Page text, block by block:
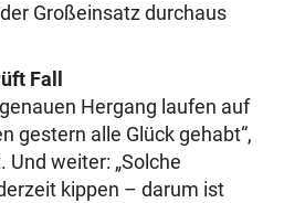
Großeinsatz durchaus
Fall
Hergang laufen auf
gestern alle Glück gehabt“,
Und weiter: „Solche
kippen – darum ist